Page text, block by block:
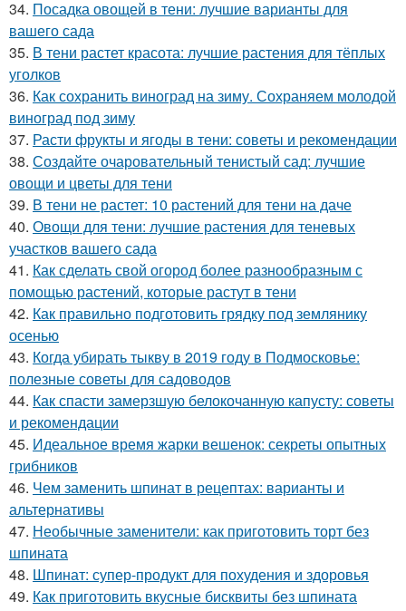
34. Посадка овощей в тени: лучшие варианты для
вашего сада
35. В тени растет красота: лучшие растения для тёплых
уголков
36. Как сохранить виноград на зиму. Сохраняем молодой
виноград под зиму
37. Расти фрукты и ягоды в тени: советы и рекомендации
38. Создайте очаровательный тенистый сад: лучшие
овощи и цветы для тени
39. В тени не растет: 10 растений для тени на даче
40. Овощи для тени: лучшие растения для теневых
участков вашего сада
41. Как сделать свой огород более разнообразным с
помощью растений, которые растут в тени
42. Как правильно подготовить грядку под землянику
осенью
43. Когда убирать тыкву в 2019 году в Подмосковье:
полезные советы для садоводов
44. Как спасти замерзшую белокочанную капусту: советы
и рекомендации
45. Идеальное время жарки вешенок: секреты опытных
грибников
46. Чем заменить шпинат в рецептах: варианты и
альтернативы
47. Необычные заменители: как приготовить торт без
шпината
48. Шпинат: супер-продукт для похудения и здоровья
49. Как приготовить вкусные бисквиты без шпината